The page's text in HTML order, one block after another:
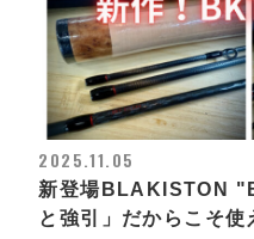
2025.11.05
新登場BLAKISTON
と強引」だからこそ使